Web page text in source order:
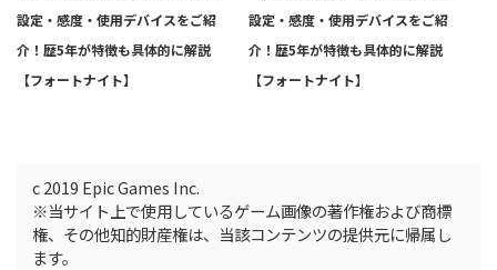
設定・感度・使用デバイスをご紹
介！歴5年が特徴も具体的に解説
【フォートナイト】
設定・感度・使用デバイスをご紹
介！歴5年が特徴も具体的に解説
【フォートナイト】
c 2019 Epic Games Inc.
※当サイト上で使用しているゲーム画像の著作権および商標
権、その他知的財産権は、当該コンテンツの提供元に帰属し
ます。